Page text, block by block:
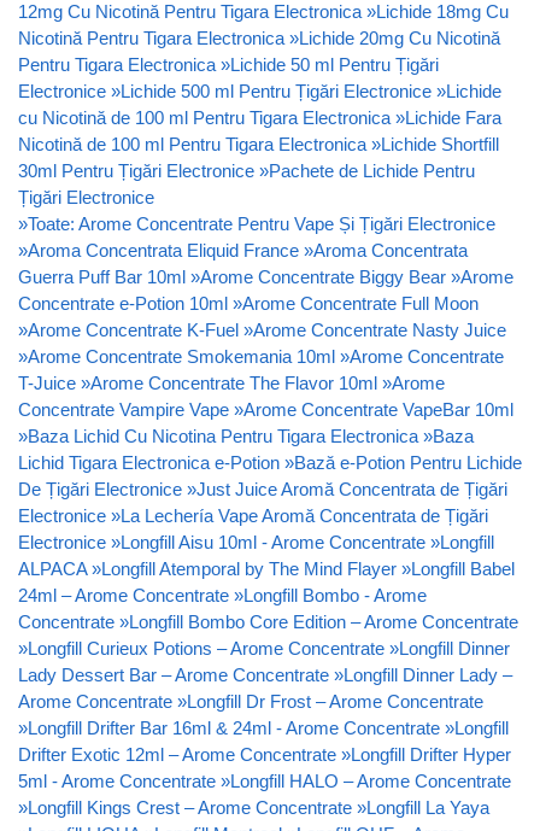
12mg Cu Nicotină Pentru Tigara Electronica »Lichide 18mg Cu
Nicotină Pentru Tigara Electronica »Lichide 20mg Cu Nicotină
Pentru Tigara Electronica »Lichide 50 ml Pentru Țigări
Electronice »Lichide 500 ml Pentru Țigări Electronice »Lichide
cu Nicotină de 100 ml Pentru Tigara Electronica »Lichide Fara
Nicotină de 100 ml Pentru Tigara Electronica »Lichide Shortfill
30ml Pentru Țigări Electronice »Pachete de Lichide Pentru
Țigări Electronice
»Toate: Arome Concentrate Pentru Vape Și Țigări Electronice
»Aroma Concentrata Eliquid France »Aroma Concentrata
Guerra Puff Bar 10ml »Arome Concentrate Biggy Bear »Arome
Concentrate e-Potion 10ml »Arome Concentrate Full Moon
»Arome Concentrate K-Fuel »Arome Concentrate Nasty Juice
»Arome Concentrate Smokemania 10ml »Arome Concentrate
T-Juice »Arome Concentrate The Flavor 10ml »Arome
Concentrate Vampire Vape »Arome Concentrate VapeBar 10ml
»Baza Lichid Cu Nicotina Pentru Tigara Electronica »Baza
Lichid Tigara Electronica e-Potion »Bază e-Potion Pentru Lichide
De Țigări Electronice »Just Juice Aromă Concentrata de Țigări
Electronice »La Lechería Vape Aromă Concentrata de Țigări
Electronice »Longfill Aisu 10ml - Arome Concentrate »Longfill
ALPACA »Longfill Atemporal by The Mind Flayer »Longfill Babel
24ml – Arome Concentrate »Longfill Bombo - Arome
Concentrate »Longfill Bombo Core Edition – Arome Concentrate
»Longfill Curieux Potions – Arome Concentrate »Longfill Dinner
Lady Dessert Bar – Arome Concentrate »Longfill Dinner Lady –
Arome Concentrate »Longfill Dr Frost – Arome Concentrate
»Longfill Drifter Bar 16ml & 24ml - Arome Concentrate »Longfill
Drifter Exotic 12ml – Arome Concentrate »Longfill Drifter Hyper
5ml - Arome Concentrate »Longfill HALO – Arome Concentrate
»Longfill Kings Crest – Arome Concentrate »Longfill La Yaya